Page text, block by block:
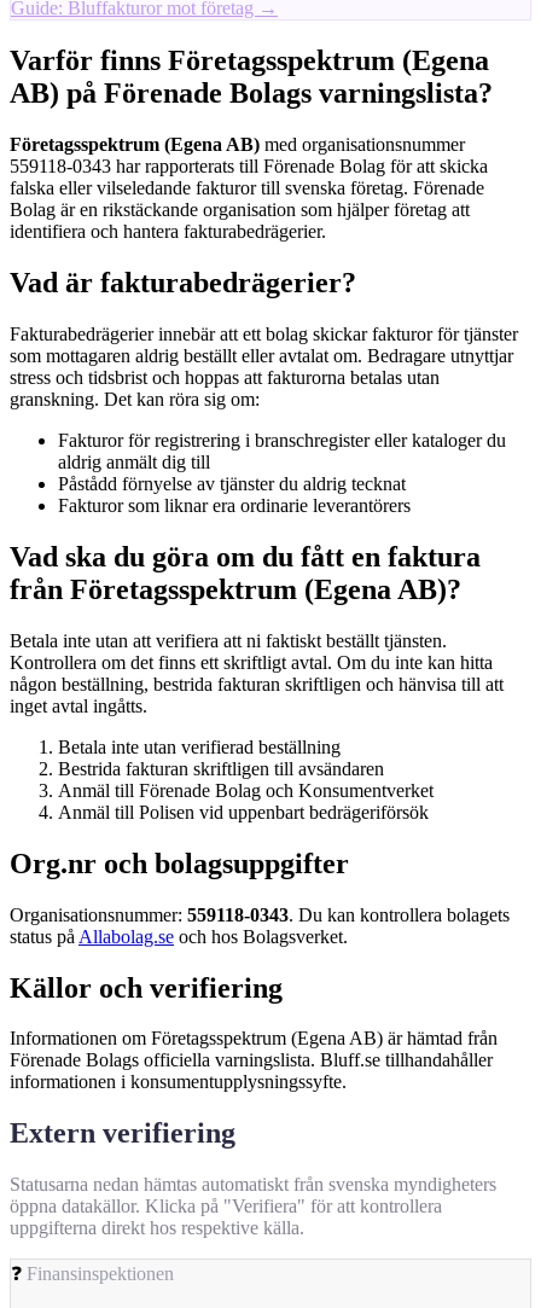
Guide: Bluffakturor mot företag →
Varför finns Företagsspektrum (Egena
AB) på Förenade Bolags varningslista?
Företagsspektrum (Egena AB) med organisationsnummer
559118-0343 har rapporterats till Förenade Bolag för att skicka
falska eller vilseledande fakturor till svenska företag. Förenade
Bolag är en rikstäckande organisation som hjälper företag att
identifiera och hantera fakturabedrägerier.
Vad är fakturabedrägerier?
Fakturabedrägerier innebär att ett bolag skickar fakturor för tjänster
som mottagaren aldrig beställt eller avtalat om. Bedragare utnyttjar
stress och tidsbrist och hoppas att fakturorna betalas utan
granskning. Det kan röra sig om:
Fakturor för registrering i branschregister eller kataloger du
aldrig anmält dig till
Påstådd förnyelse av tjänster du aldrig tecknat
Fakturor som liknar era ordinarie leverantörers
Vad ska du göra om du fått en faktura
från Företagsspektrum (Egena AB)?
Betala inte utan att verifiera att ni faktiskt beställt tjänsten.
Kontrollera om det finns ett skriftligt avtal. Om du inte kan hitta
någon beställning, bestrida fakturan skriftligen och hänvisa till att
inget avtal ingåtts.
Betala inte utan verifierad beställning
Bestrida fakturan skriftligen till avsändaren
Anmäl till Förenade Bolag och Konsumentverket
Anmäl till Polisen vid uppenbart bedrägeriförsök
Org.nr och bolagsuppgifter
Organisationsnummer: 559118-0343. Du kan kontrollera bolagets
status på Allabolag.se och hos Bolagsverket.
Källor och verifiering
Informationen om Företagsspektrum (Egena AB) är hämtad från
Förenade Bolags officiella varningslista. Bluff.se tillhandahåller
informationen i konsumentupplysningssyfte.
Extern verifiering
Statusarna nedan hämtas automatiskt från svenska myndigheters
öppna datakällor. Klicka på "Verifiera" för att kontrollera
uppgifterna direkt hos respektive källa.
❓ Finansinspektionen